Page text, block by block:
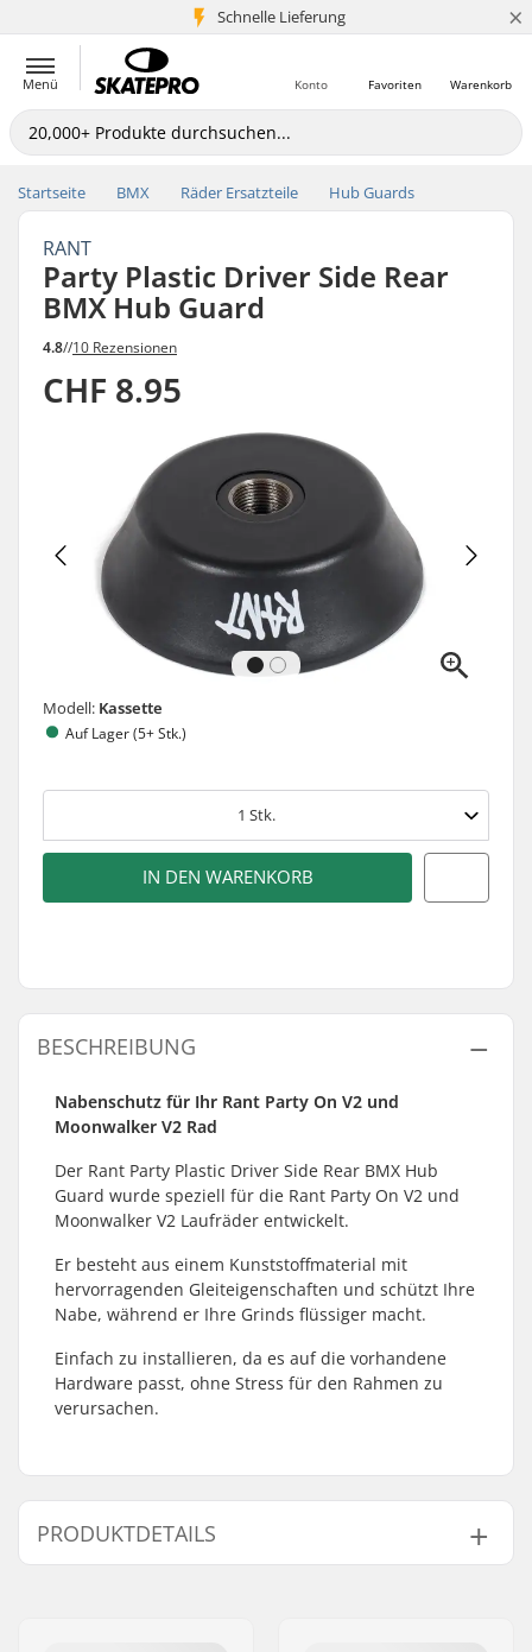
Schnelle Lieferung
5+ Mio. Kunden ×
Menü Warenkorb
Favoriten
Konto
Startseite BMX Räder Ersatzteile Hub Guards
RANT
Party Plastic Driver Side Rear
BMX Hub Guard
4.8//10 Rezensionen
CHF 8.95
Modell: Kassette
Auf Lager (5+ Stk.)
1 Stk.
IN DEN WARENKORB
BESCHREIBUNG
Nabenschutz für Ihr Rant Party On V2 und
Moonwalker V2 Rad
Der Rant Party Plastic Driver Side Rear BMX Hub
Guard wurde speziell für die Rant Party On V2 und
Moonwalker V2 Laufräder entwickelt.
Er besteht aus einem Kunststoffmaterial mit
hervorragenden Gleiteigenschaften und schützt Ihre
Nabe, während er Ihre Grinds flüssiger macht.
Einfach zu installieren, da es auf die vorhandene
Hardware passt, ohne Stress für den Rahmen zu
verursachen.
PRODUKTDETAILS